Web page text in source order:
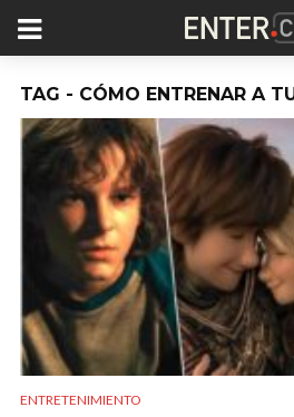
TAG - CÓMO ENTRENAR A
ENTRETENIMIENTO